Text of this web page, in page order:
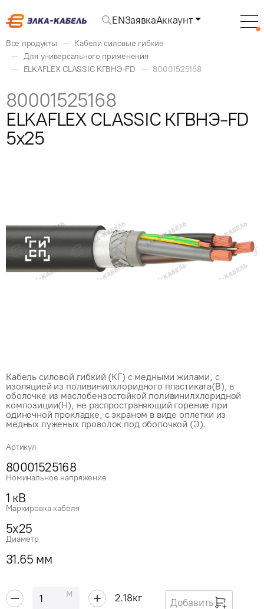
ENЗаявкаАккаунт
Все продукты
Кабели силовые гибкие
Для универсального применения
ELKAFLEX CLASSIC КГВНЭ-FD
80001525168
Кабель силовой гибкий (КГ) с медными жилами, с
изоляцией из поливинилхлоридного пластиката(В), в
оболочке из маслобензостойкой поливинилхлоридной
композиции(Н), не распространяющий горение при
одиночной прокладке, с экраном в виде оплетки из
медных луженых проволок под оболочкой (Э).
Артикул
80001525168
Номинальное напряжение
1 кВ
Маркировка кабеля
5x25
Диаметр
31.65 мм
м 2.18кг Добавить
80001525168
ELKAFLEX CLASSIC КГВНЭ-FD
5x25